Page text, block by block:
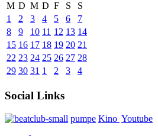
M D M D F S
S
1
2 3 4 5 6
7
8
9 10 11 12 13 14
15 16 17 18 19 20 21
22 23 24 25 26 27 28
29 30 31 1 2 3 4
Social Links
pumpe Kino Youtube